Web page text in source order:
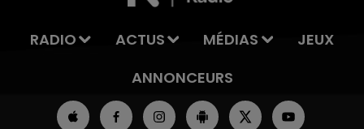
RADIO ACTUS MÉDIAS
JEUX
ANNONCEURS